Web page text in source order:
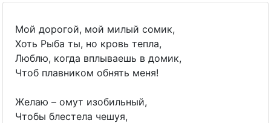
Мой дорогой, мой милый сомик,
Хоть Рыба ты, но кровь тепла,
Люблю, когда вплываешь в домик,
Чтоб плавником обнять меня!
Желаю – омут изобильный,
Чтобы блестела чешуя,